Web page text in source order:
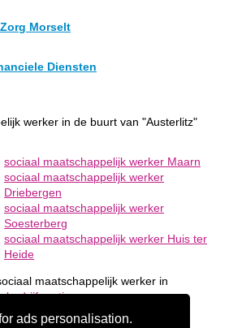
ads personalisation.
Morselt
Diensten
werker in de buurt van "Austerlitz"
sociaal maatschappelijk werker Maarn
sociaal maatschappelijk werker
Driebergen
sociaal maatschappelijk werker
Soesterberg
sociaal maatschappelijk werker Huis ter
Heide
maatschappelijk werker in
bedrijf gratis aan